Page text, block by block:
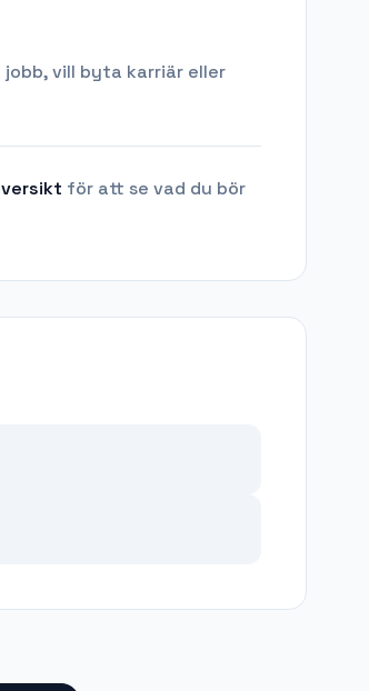
vill byta karriär eller
för att se vad du bör